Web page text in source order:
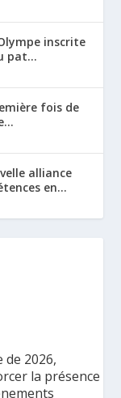
inscrite
pat...
fois de
alliance
en...
2026,
la présence